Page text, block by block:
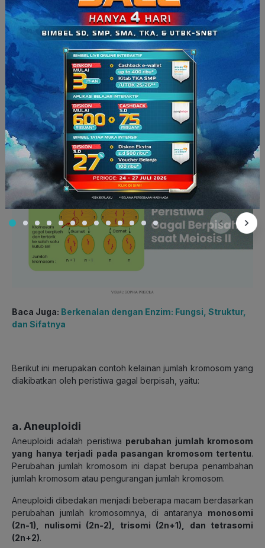
Baca Juga: Berkenalan dengan Enzim: Fungsi, Struktur,
dan Sifatnya
Berikut ini merupakan contoh kelainan jumlah kromosom yang
diakibatkan oleh peristiwa gagal berpisah, yaitu:
a. Aneuploidi
Aneuploidi adalah peristiwa perubahan jumlah kromosom
yang hanya terjadi pada pasangan kromosom tertentu.
Perubahan jumlah kromosom ini dapat berupa penambahan
jumlah kromosom atau pengurangan jumlah kromosom.
Aneuploidi dibedakan menjadi beberapa macam berdasarkan
perubahan jumlah kromosomnya, di antaranya monosomi
(2n-1), nulisomi (2n-2), trisomi (2n+1), dan tetrasomi
(2n+2).